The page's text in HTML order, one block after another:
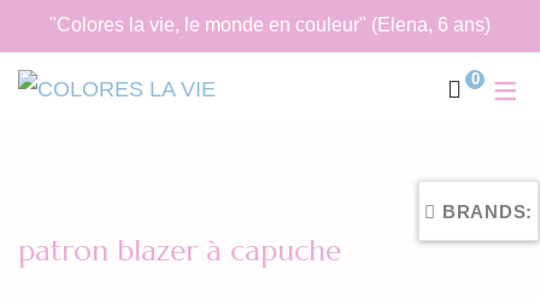
"Colores la vie, le monde en couleur" (Elena, 6 ans)
0
patron blazer à capuche
BRANDS: